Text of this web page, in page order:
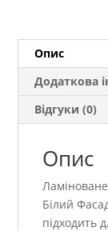
кількість
Опис
Додаткова
Відгуки (0)
Опис
Білий
підходить